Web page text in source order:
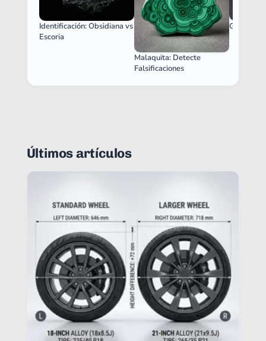
Identificación: Obsidiana vs
Escoria
Malaquita: Detecte
Falsificaciones
Guía:
Últimos artículos